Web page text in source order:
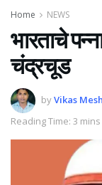
Home NEWS
भारताचे
चंद्रचूड
byVikas
Reading Time: 3